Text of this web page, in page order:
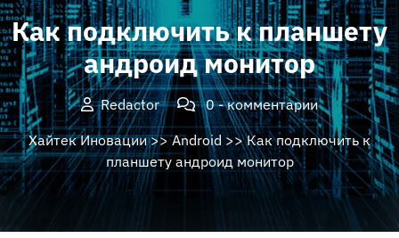
Как подключить к планшету
андроид монитор
Redactor
0 - комментарии
Хайтек Иновации>>Android>> Как подключить к
планшету андроид монитор